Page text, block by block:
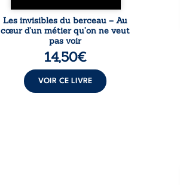
Les invisibles du berceau – Au
cœur d’un métier qu’on ne veut
pas voir
14,50€
VOIR CE LIVRE